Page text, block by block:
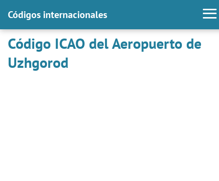
Códigos internacionales
Código ICAO del Aeropuerto de
Uzhgorod